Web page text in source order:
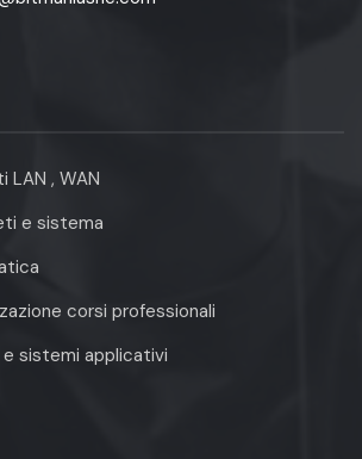
, WAN
e sistema
corsi professionali
e sistemi applicativi